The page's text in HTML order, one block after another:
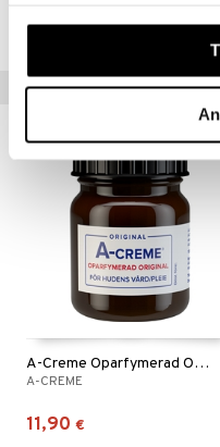
våra cookies vid fortsatt
HPRS2-WE-30
A-Creme Oparfymerad Original
A-CREME
11,90 €